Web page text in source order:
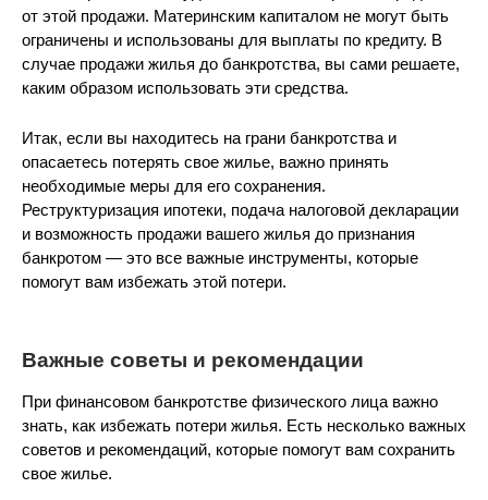
от этой продажи. Материнским капиталом не могут быть
ограничены и использованы для выплаты по кредиту. В
случае продажи жилья до банкротства, вы сами решаете,
каким образом использовать эти средства.
Итак, если вы находитесь на грани банкротства и
опасаетесь потерять свое жилье, важно принять
необходимые меры для его сохранения.
Реструктуризация ипотеки, подача налоговой декларации
и возможность продажи вашего жилья до признания
банкротом — это все важные инструменты, которые
помогут вам избежать этой потери.
Важные советы и рекомендации
При финансовом банкротстве физического лица важно
знать, как избежать потери жилья. Есть несколько важных
советов и рекомендаций, которые помогут вам сохранить
свое жилье.